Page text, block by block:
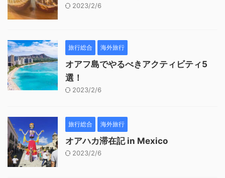
2023/2/6
旅行総合 海外旅行
オアフ島でやるべきアクティビティ5
選！
2023/2/6
旅行総合 海外旅行
オアハカ滞在記 in Mexico
2023/2/6